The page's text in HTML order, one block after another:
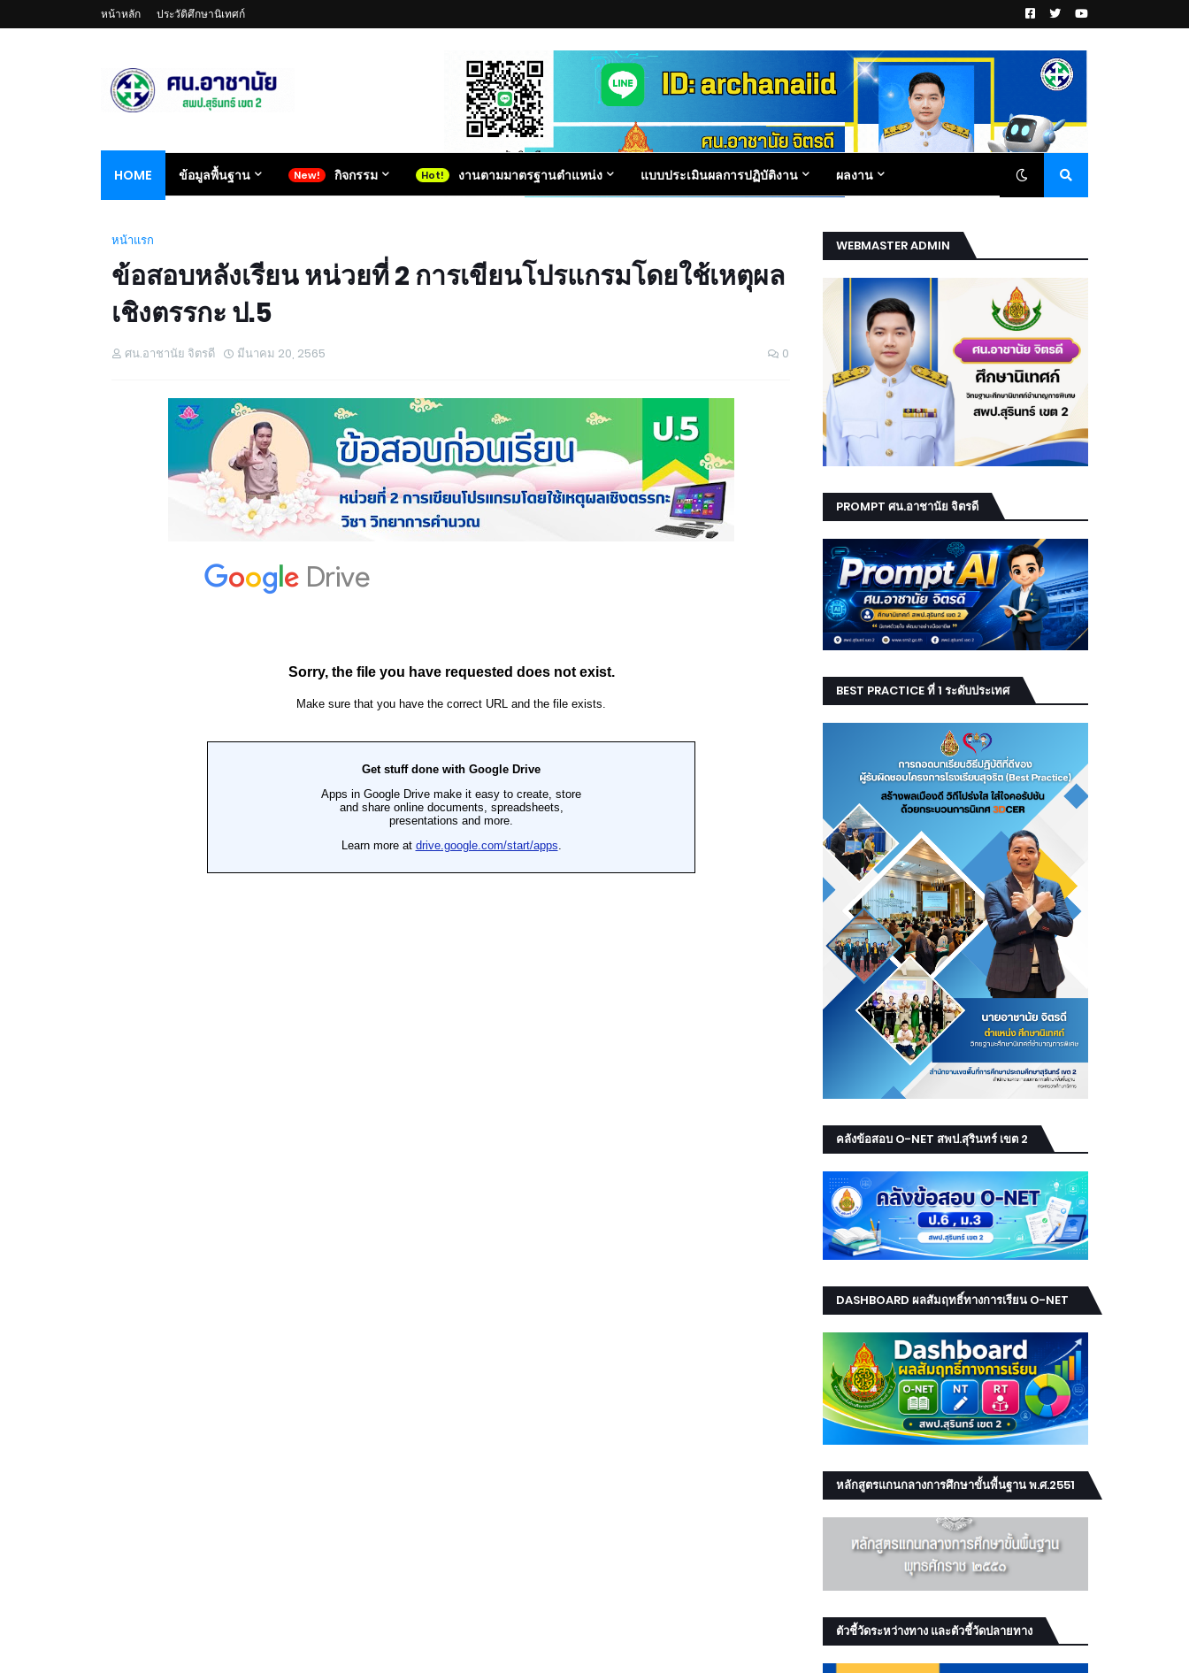
หน้าหลัก ประวัติศึกษานิเทศก์
HOME ข้อมูลพื้นฐาน กิจกรรม งานตามมาตรฐานตำแหน่ง แบบประเมินผลการปฏิบัติงาน ผลงาน
หน้าแรก
ข้อสอบหลังเรียน หน่วยที่ 2 การเขียนโปรแกรมโดยใช้เหตุผล
เชิงตรรกะ ป.5
ศน.อาชานัย จิตรดี มีนาคม 20, 2565 0
WEBMASTER ADMIN
PROMPT ศน.อาชานัย จิตรดี
BEST PRACTICE ที่ 1 ระดับประเทศ
คลังข้อสอบ O-NET สพป.สุรินทร์ เขต 2
DASHBOARD ผลสัมฤทธิ์ทางการเรียน O-NET
หลักสูตรแกนกลางการศึกษาขั้นพื้นฐาน พ.ศ.2551
ตัวชี้วัดระหว่างทาง และตัวชี้วัดปลายทาง